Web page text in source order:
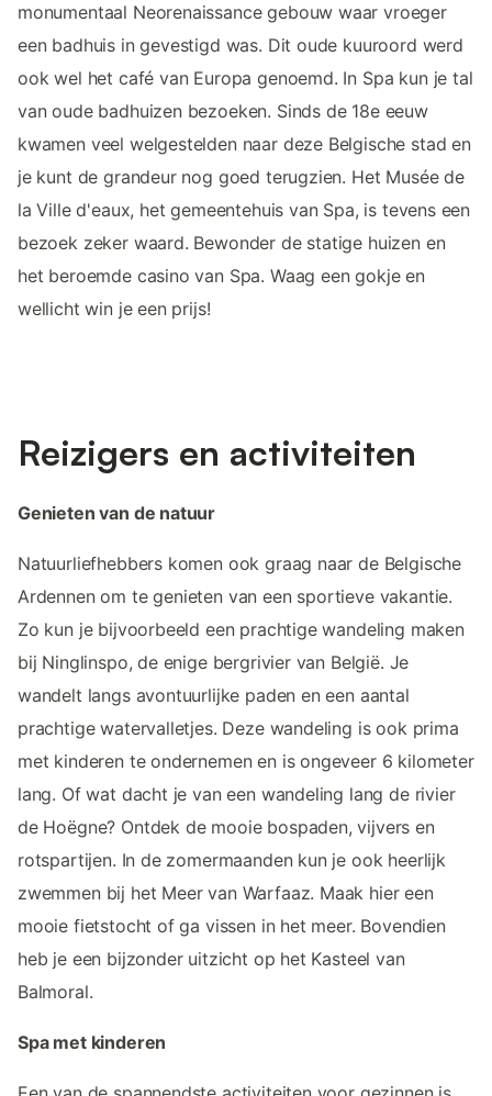
monumentaal Neorenaissance gebouw waar vroeger
een badhuis in gevestigd was. Dit oude kuuroord werd
ook wel het café van Europa genoemd. In Spa kun je tal
van oude badhuizen bezoeken. Sinds de 18e eeuw
kwamen veel welgestelden naar deze Belgische stad en
je kunt de grandeur nog goed terugzien. Het Musée de
la Ville d'eaux, het gemeentehuis van Spa, is tevens een
bezoek zeker waard. Bewonder de statige huizen en
het beroemde casino van Spa. Waag een gokje en
wellicht win je een prijs!
Reizigers en activiteiten
Genieten van de natuur
Natuurliefhebbers komen ook graag naar de Belgische
Ardennen om te genieten van een sportieve vakantie.
Zo kun je bijvoorbeeld een prachtige wandeling maken
bij Ninglinspo, de enige bergrivier van België. Je
wandelt langs avontuurlijke paden en een aantal
prachtige watervalletjes. Deze wandeling is ook prima
met kinderen te ondernemen en is ongeveer 6 kilometer
lang. Of wat dacht je van een wandeling lang de rivier
de Hoëgne? Ontdek de mooie bospaden, vijvers en
rotspartijen. In de zomermaanden kun je ook heerlijk
zwemmen bij het Meer van Warfaaz. Maak hier een
mooie fietstocht of ga vissen in het meer. Bovendien
heb je een bijzonder uitzicht op het Kasteel van
Balmoral.
Spa met kinderen